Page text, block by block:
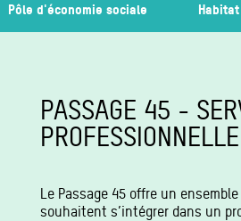
Pôle d'économie sociale
PASSAGE 45 -
Le Passage 45 offre un
souhaitent s’intégrer dans un